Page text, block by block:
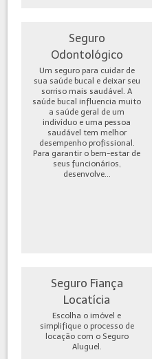
Seguro
Odontológico
Um seguro para cuidar de
sua saúde bucal e deixar seu
sorriso mais saudável. A
saúde bucal influencia muito
a saúde geral de um
indivíduo e uma pessoa
saudável tem melhor
desempenho profissional.
Para garantir o bem-estar de
seus funcionários,
desenvolve...
Seguro Fiança
Locatícia
Escolha o imóvel e
simplifique o processo de
locação com o Seguro
Aluguel.